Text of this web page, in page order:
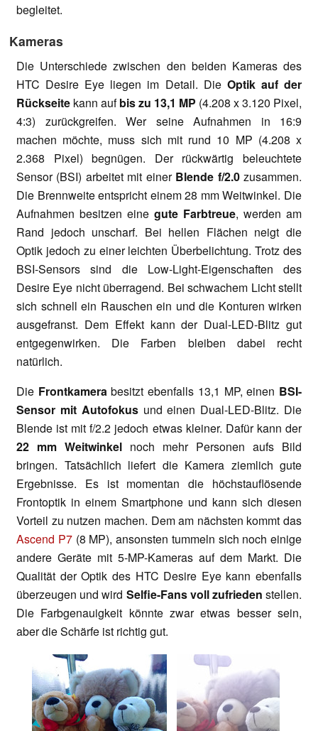
begleitet.
Kameras
Die Unterschiede zwischen den beiden Kameras des
HTC Desire Eye liegen im Detail. Die Optik auf der
Rückseite kann aufbis zu 13,1 MP (4.208 x 3.120 Pixel,
4:3) zurückgreifen. Wer seine Aufnahmen in 16:9
machen möchte, muss sich mit rund 10 MP (4.208 x
2.368 Pixel) begnügen. Der rückwärtig beleuchtete
Sensor (BSI) arbeitet mit einer Blende f/2.0zusammen.
Die Brennweite entspricht einem 28 mm Weitwinkel. Die
Aufnahmen besitzen eine gute Farbtreue, werden am
Rand jedoch unscharf. Bei hellen Flächen neigt die
Optik jedoch zu einer leichten Überbelichtung. Trotz des
BSI-Sensors sind die Low-Light-Eigenschaften des
Desire Eye nicht überragend. Bei schwachem Licht stellt
sich schnell ein Rauschen ein und die Konturen wirken
ausgefranst. Dem Effekt kann der Dual-LED-Blitz gut
entgegenwirken. Die Farben bleiben dabei recht
natürlich.
Die Frontkamerabesitzt ebenfalls 13,1 MP, einen BSI-
Sensor mit Autofokusund einen Dual-LED-Blitz. Die
Blende ist mit f/2.2 jedoch etwas kleiner. Dafür kann der
22 mm Weitwinkel noch mehr Personen aufs Bild
bringen. Tatsächlich liefert die Kamera ziemlich gute
Ergebnisse. Es ist momentan die höchstauflösende
Frontoptik in einem Smartphone und kann sich diesen
Vorteil zu nutzen machen. Dem am nächsten kommt das
Ascend P7(8 MP), ansonsten tummeln sich noch einige
andere Geräte mit 5-MP-Kameras auf dem Markt. Die
Qualität der Optik des HTC Desire Eye kann ebenfalls
überzeugen und wird Selfie-Fans voll zufrieden stellen.
Die Farbgenauigkeit könnte zwar etwas besser sein,
aber die Schärfe ist richtig gut.